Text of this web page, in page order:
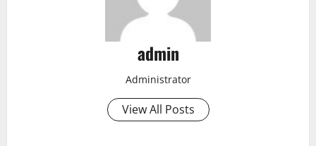
admin
Administrator
View All Posts